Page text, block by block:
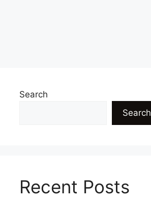
Search
Search
Recent Posts